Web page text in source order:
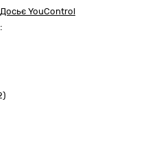
Досьє YouControl